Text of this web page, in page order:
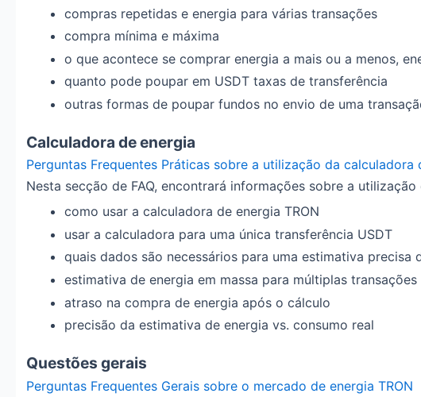
compras repetidas e energia para várias transações
compra mínima e máxima
o que acontece se comprar energia a mais ou a menos,
quanto pode poupar em USDT taxas de transferência
outras formas de poupar fundos no envio de uma
Calculadora de energia
Perguntas Frequentes Práticas sobre a utilização da calculadora
Nesta secção de FAQ, encontrará informações sobre a
como usar a calculadora de energia TRON
usar a calculadora para uma única transferência USDT
quais dados são necessários para uma estimativa precisa
estimativa de energia em massa para múltiplas transações
atraso na compra de energia após o cálculo
precisão da estimativa de energia vs. consumo real
Questões gerais
Perguntas Frequentes Gerais sobre o mercado de energia TRON